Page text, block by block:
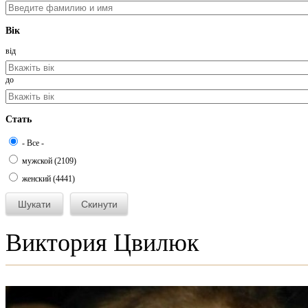
Вік
від
до
Стать
- Все -
мужской (2109)
женский (4441)
Виктория Цвилюк